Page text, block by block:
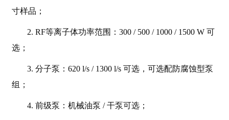
寸样品；
2. RF等离子体功率范围：300 / 500 / 1000 / 1500 W 可
选；
3. 分子泵：620 l/s / 1300 l/s 可选，可选配防腐蚀型泵
组；
4. 前级泵：机械油泵 / 干泵可选；